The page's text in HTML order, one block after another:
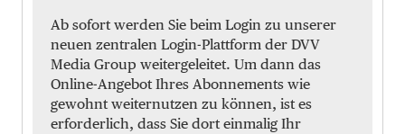
Ab sofort werden Sie beim Login zu unserer
neuen zentralen Login-Plattform der DVV
Media Group weitergeleitet. Um dann das
Online-Angebot Ihres Abonnements wie
gewohnt weiternutzen zu können, ist es
erforderlich, dass Sie dort einmalig Ihr